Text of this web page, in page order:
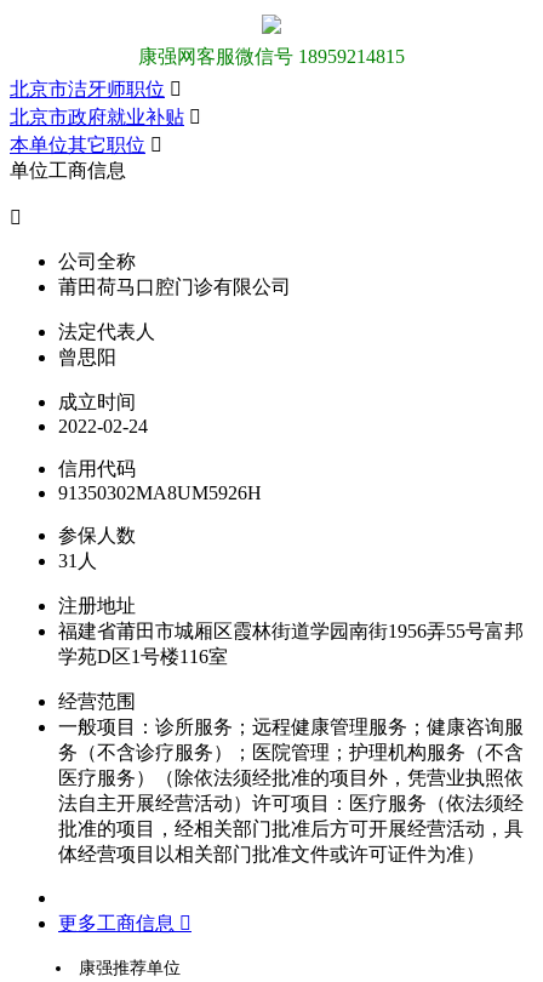
康强网客服微信号 18959214815
北京市洁牙师职位 
北京市政府就业补贴 
本单位其它职位 
单位工商信息

公司全称
莆田荷马口腔门诊有限公司
法定代表人
曾思阳
成立时间
2022-02-24
信用代码
91350302MA8UM5926H
参保人数
31人
注册地址
福建省莆田市城厢区霞林街道学园南街1956弄55号富邦
学苑D区1号楼116室
经营范围
一般项目：诊所服务；远程健康管理服务；健康咨询服
务（不含诊疗服务）；医院管理；护理机构服务（不含
医疗服务）（除依法须经批准的项目外，凭营业执照依
法自主开展经营活动）许可项目：医疗服务（依法须经
批准的项目，经相关部门批准后方可开展经营活动，具
体经营项目以相关部门批准文件或许可证件为准）
更多工商信息 
康强推荐单位